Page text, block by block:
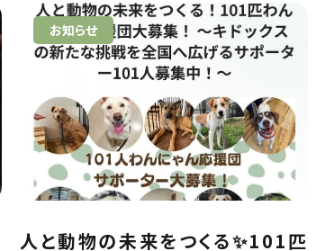
お知らせ
人と動物の未来をつくる✨101匹